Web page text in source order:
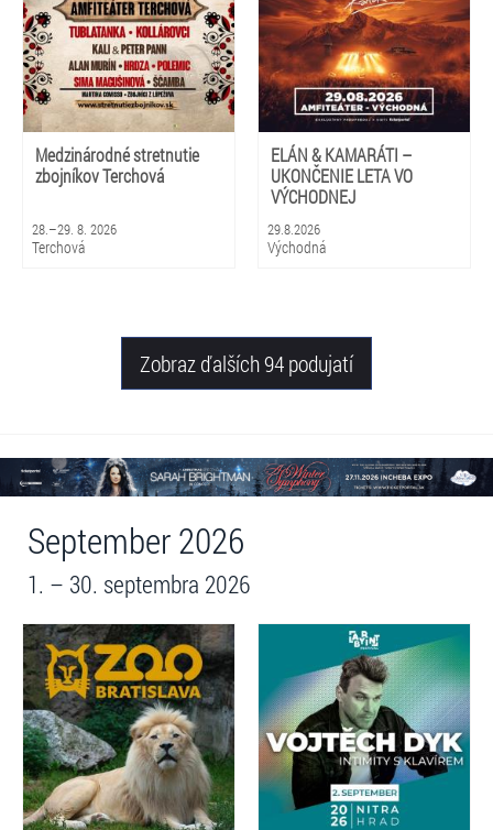
Medzinárodné stretnutie
zbojníkov Terchová
28.–29. 8. 2026
Terchová
ELÁN & KAMARÁTI –
UKONČENIE LETA VO
VÝCHODNEJ
29.8.2026
Východná
Zobraz ďalších 94 podujatí
September 2026
1. – 30. septembra 2026